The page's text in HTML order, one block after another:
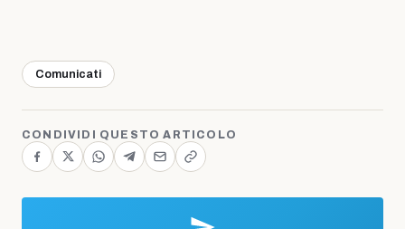
Comunicati
CONDIVIDI QUESTO ARTICOLO